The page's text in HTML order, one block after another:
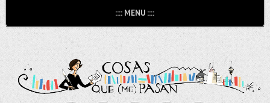
:::: MENU ::::